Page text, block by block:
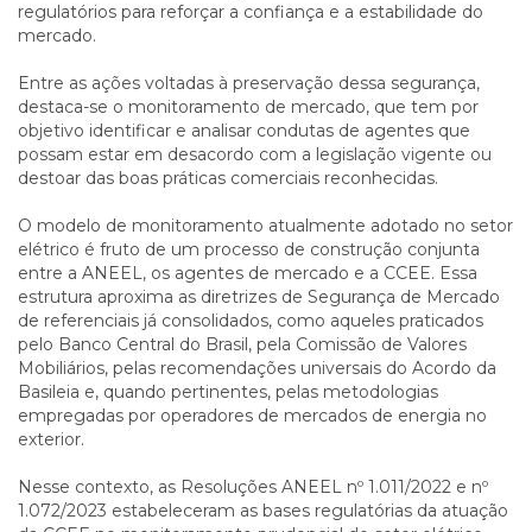
regulatórios para reforçar a confiança e a estabilidade do
mercado.
Entre as ações voltadas à preservação dessa segurança,
destaca-se o monitoramento de mercado, que tem por
objetivo identificar e analisar condutas de agentes que
possam estar em desacordo com a legislação vigente ou
destoar das boas práticas comerciais reconhecidas.
O modelo de monitoramento atualmente adotado no setor
elétrico é fruto de um processo de construção conjunta
entre a ANEEL, os agentes de mercado e a CCEE. Essa
estrutura aproxima as diretrizes de Segurança de Mercado
de referenciais já consolidados, como aqueles praticados
pelo Banco Central do Brasil, pela Comissão de Valores
Mobiliários, pelas recomendações universais do Acordo da
Basileia e, quando pertinentes, pelas metodologias
empregadas por operadores de mercados de energia no
exterior.
Nesse contexto, as Resoluções ANEEL nº 1.011/2022 e nº
1.072/2023 estabeleceram as bases regulatórias da atuação